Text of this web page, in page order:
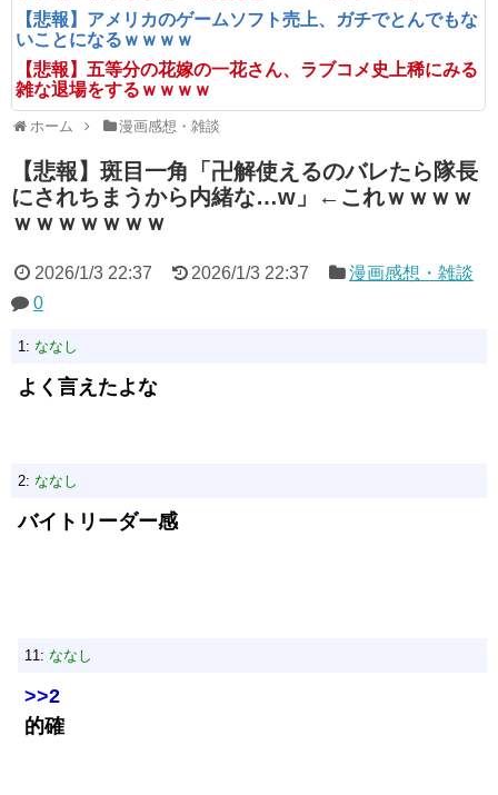
【悲報】アメリカのゲームソフト売上、ガチでとんでもな
いことになるｗｗｗｗ
【悲報】五等分の花嫁の一花さん、ラブコメ史上稀にみる
雑な退場をするｗｗｗｗ
ホーム 漫画感想・雑談
【悲報】斑目一角「卍解使えるのバレたら隊長
にされちまうから内緒な…w」←これｗｗｗｗ
ｗｗｗｗｗｗｗ
2026/1/3 22:37 2026/1/3 22:37
漫画感想・雑談
0
1: ななし
よく言えたよな
2: ななし
バイトリーダー感
11: ななし
>>2
的確